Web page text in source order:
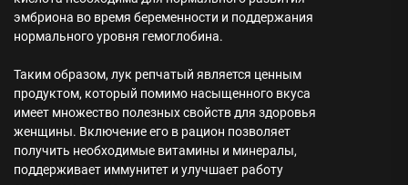
эмбриона во время беременности и поддержания
нормального уровня гемоглобина.
Таким образом, лук репчатый является ценным
продуктом, который помимо насыщенного вкуса
имеет множество полезных свойств для здоровья
женщины. Включение его в рацион позволяет
получить необходимые витамины и минералы,
поддерживает иммунитет и улучшает работу